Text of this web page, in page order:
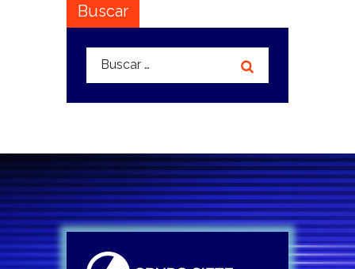
Buscar
Buscar: